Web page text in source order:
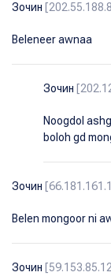
Зочин
Beleneer awnaa
Зочин
Noogdol
boloh gd
Зочин
Belen mongoor ni
Зочин